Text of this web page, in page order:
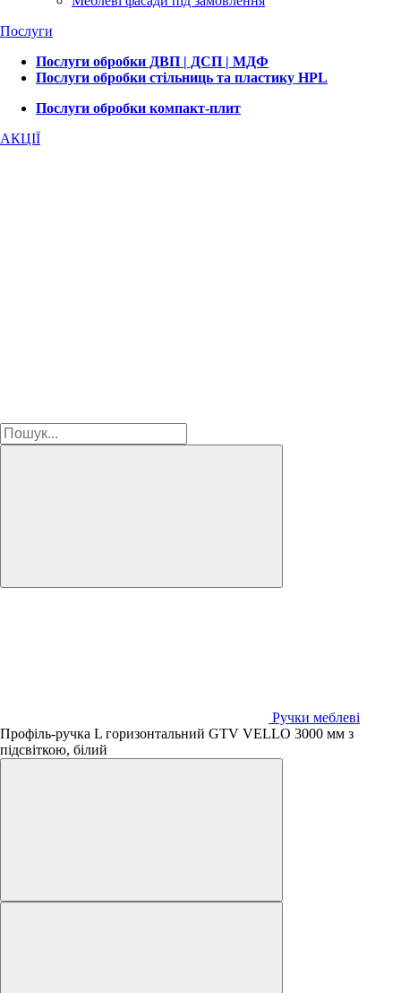
Послуги
Послуги обробки ДВП | ДСП | МДФ
Послуги обробки стільниць та пластику HPL
Послуги обробки компакт-плит
АКЦІЇ
Ручки меблеві
Профіль-ручка L горизонтальний GTV VELLO 3000 мм з
підсвіткою, білий